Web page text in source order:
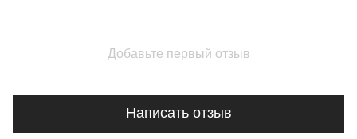
Добавьте первый отзыв
Написать отзыв